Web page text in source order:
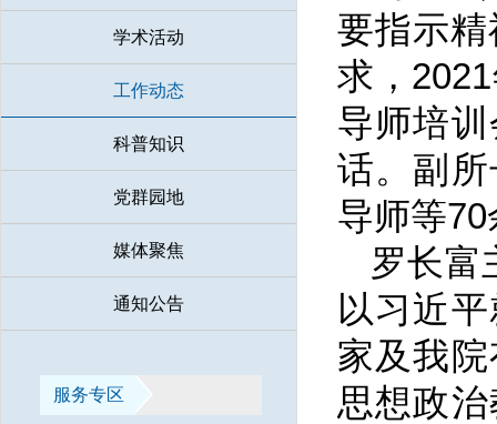
学术活动
工作动态
科普知识
党群园地
媒体聚焦
通知公告
服务专区
要指示
求，
导师培
话。副
导师等
罗长富
以习近
家及我
思想政